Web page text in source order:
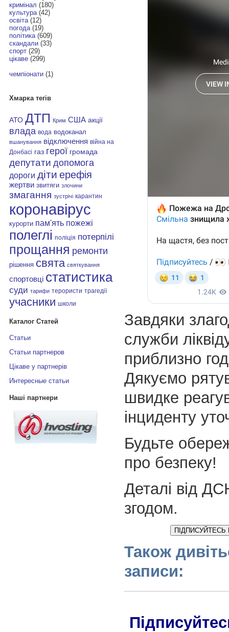
кримінал (180)
культура(42)
освіта(12)
погода(19)
політика(609)
скандали(33)
спорт(29)
цікаве(299)
чемпіонати(1)
Хмарка тегів
АТО ДТП Крим США акції
влада вода водоканал
вшанування відключення війна на
Донбасі газ герої громада
депутати допомога
дороги діти ерефія
жертви звитяги злочини
змагання зустрічі карантин
коронавірус
курорти пам'ять пожежі
полеглі поліція потерпілі
прощання ремонти
рішення свята святкування
спортовці статистика
суди тарифи терористи трагедії
учасники школи
Каталог Статей
Статьи
Статьи партнеров
Цікаве у партнерів
Интересные статьи
Наші партнери
Завдяки
служби
приблизно
Дякуємо
швидке
інциденту
Будьте
про безпеку!
Деталі від
згодом.
ПІДПИСУЙТЕСЬ
Також
записи: